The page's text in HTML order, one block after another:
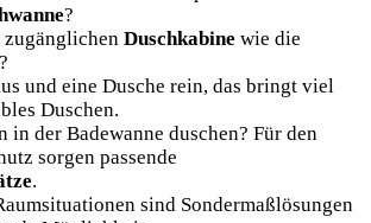
?
Duschkabine wie die
und eine Dusche rein, das bringt viel
Duschen.
in der Badewanne duschen? Für den
sorgen passende
.
sind Sondermaßlösungen